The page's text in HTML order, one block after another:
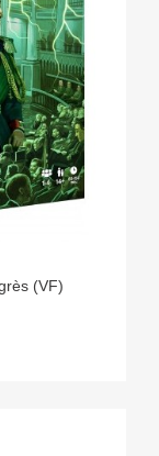
(VF)